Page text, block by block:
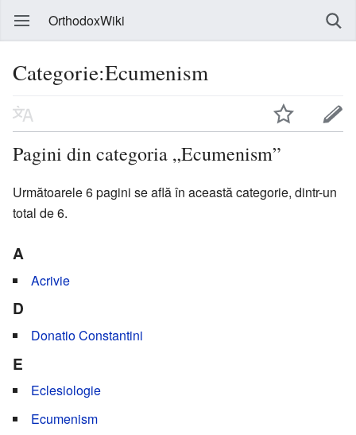
OrthodoxWiki
Categorie:Ecumenism
Pagini din categoria „Ecumenism”
Următoarele 6 pagini se află în această categorie, dintr-un
total de 6.
A
Acrivie
D
Donatio Constantini
E
Eclesiologie
Ecumenism